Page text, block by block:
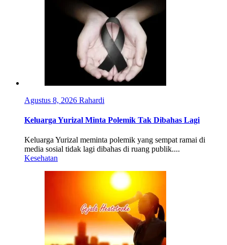
Agustus 8, 2026 Rahardi
Keluarga Yurizal Minta Polemik Tak Dibahas Lagi
Keluarga Yurizal meminta polemik yang sempat ramai di
media sosial tidak lagi dibahas di ruang publik....
Kesehatan